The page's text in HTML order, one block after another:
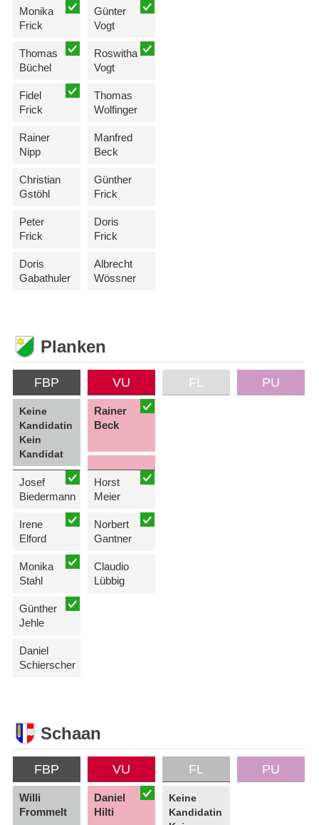
Monika
Frick
Thomas
Büchel
Fidel
Frick
Rainer
Nipp
Christian
Gstöhl
Peter
Frick
Doris
Gabathuler
Günter
Vogt
Roswitha
Vogt
Thomas
Wolfinger
Manfred
Beck
Günther
Frick
Doris
Frick
Albrecht
Wössner
Planken
FBP
Keine
Kandidatin
Kein
Kandidat
Josef
Biedermann
Irene
Elford
Monika
Stahl
Günther
Jehle
Daniel
Schierscher
VU
Rainer
Beck
Horst
Meier
Norbert
Gantner
Claudio
Lübbig
FL PU
Schaan
FBP
Willi
Frommelt
VU
Daniel
Hilti
FL
Keine
Kandidatin
PU